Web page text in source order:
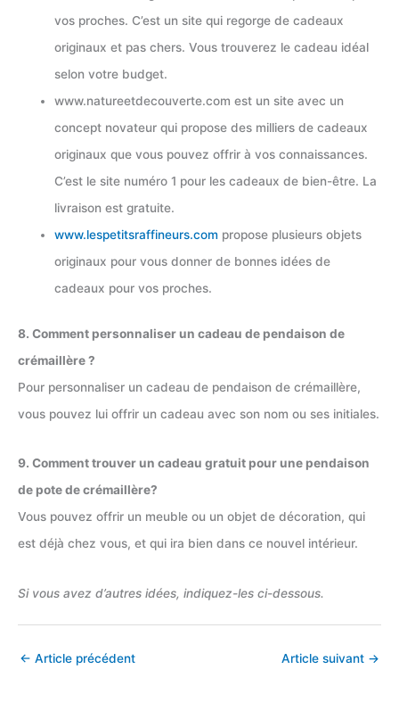
vos proches. C’est un site qui regorge de cadeaux
originaux et pas chers. Vous trouverez le cadeau idéal
selon votre budget.
www.natureetdecouverte.com est un site avec un
concept novateur qui propose des milliers de cadeaux
originaux que vous pouvez offrir à vos connaissances.
C’est le site numéro 1 pour les cadeaux de bien-être. La
livraison est gratuite.
www.lespetitsraffineurs.com propose plusieurs objets
originaux pour vous donner de bonnes idées de
cadeaux pour vos proches.
8. Comment personnaliser un cadeau de pendaison de
crémaillère ?
Pour personnaliser un cadeau de pendaison de crémaillère,
vous pouvez lui offrir un cadeau avec son nom ou ses initiales.
9. Comment trouver un cadeau gratuit pour une pendaison
de pote de crémaillère?
Vous pouvez offrir un meuble ou un objet de décoration, qui
est déjà chez vous, et qui ira bien dans ce nouvel intérieur.
Si vous avez d’autres idées, indiquez-les ci-dessous.
← Article précédent Article suivant →